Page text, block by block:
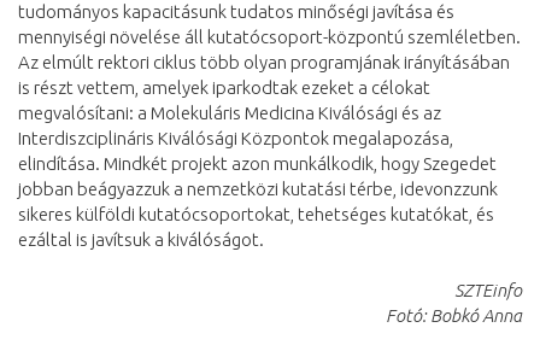
tudományos kapacitásunk tudatos minőségi javítása és
mennyiségi növelése áll kutatócsoport-központú szemléletben.
Az elmúlt rektori ciklus több olyan programjának irányításában
is részt vettem, amelyek iparkodtak ezeket a célokat
megvalósítani: a Molekuláris Medicina Kiválósági és az
Interdiszciplináris Kiválósági Központok megalapozása,
elindítása. Mindkét projekt azon munkálkodik, hogy Szegedet
jobban beágyazzuk a nemzetközi kutatási térbe, idevonzzunk
sikeres külföldi kutatócsoportokat, tehetséges kutatókat, és
ezáltal is javítsuk a kiválóságot.
SZTEinfo
Fotó: Bobkó Anna